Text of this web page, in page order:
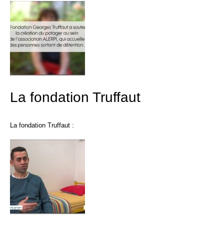
La fondation Truffaut
La fondation Truffaut :